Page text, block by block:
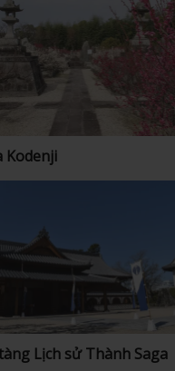
Kodenji
Lịch sử Thành Saga